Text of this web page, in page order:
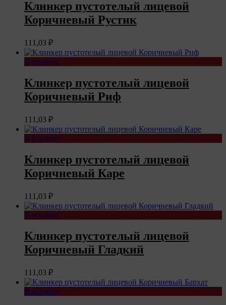
Клинкер пустотелый лицевой
Коричневый Рустик
111,03 ₽
В корзину
Клинкер пустотелый лицевой
Коричневый Риф
111,03 ₽
В корзину
Клинкер пустотелый лицевой
Коричневый Каре
111,03 ₽
В корзину
Клинкер пустотелый лицевой
Коричневый Гладкий
111,03 ₽
В корзину